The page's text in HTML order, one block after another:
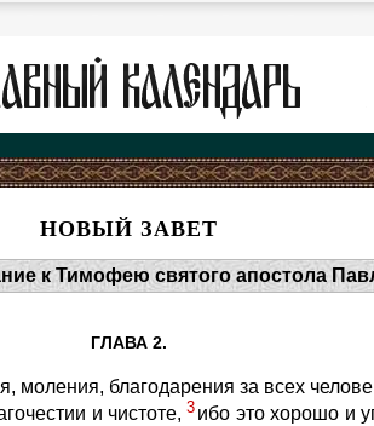
НОВЫЙ ЗАВЕТ
к Тимофею святого апостола
ГЛАВА 2.
благодарения за всех
и чистоте,3 ибо это хорошо и